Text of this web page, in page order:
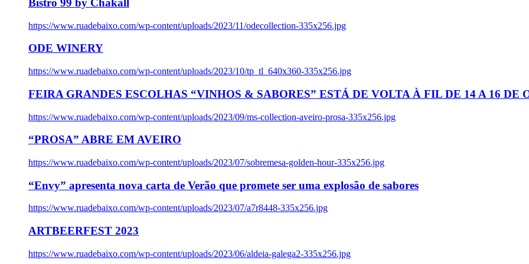
Bistro 99 by Chakall
https://www.ruadebaixo.com/wp-content/uploads/2023/11/odecollection-335x256.jpg
ODE WINERY
https://www.ruadebaixo.com/wp-content/uploads/2023/10/tp_tl_640x360-335x256.jpg
FEIRA GRANDES ESCOLHAS “VINHOS & SABORES” ESTÁ DE VOLTA À FIL DE 14 A 16 DE
https://www.ruadebaixo.com/wp-content/uploads/2023/09/ms-collection-aveiro-prosa-335x256.jpg
“PROSA” ABRE EM AVEIRO
https://www.ruadebaixo.com/wp-content/uploads/2023/07/sobremesa-golden-hour-335x256.jpg
“Envy” apresenta nova carta de Verão que promete ser uma explosão de sabores
https://www.ruadebaixo.com/wp-content/uploads/2023/07/a7r8448-335x256.jpg
ARTBEERFEST 2023
https://www.ruadebaixo.com/wp-content/uploads/2023/06/aldeia-galega2-335x256.jpg